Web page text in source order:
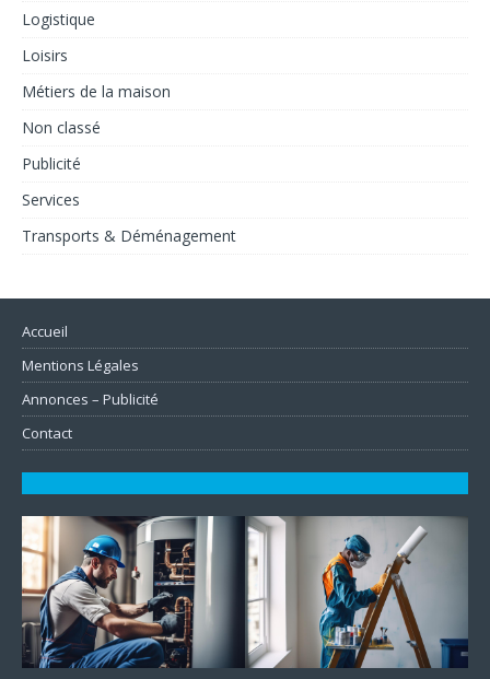
Logistique
Loisirs
Métiers de la maison
Non classé
Publicité
Services
Transports & Déménagement
Accueil
Mentions Légales
Annonces – Publicité
Contact